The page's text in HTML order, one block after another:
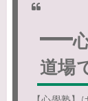
―
道場